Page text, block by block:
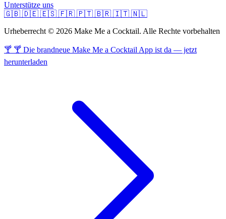
Unterstütze uns
🇬🇧 🇩🇪 🇪🇸 🇫🇷 🇵🇹 🇧🇷 🇮🇹 🇳🇱
Urheberrecht © 2026 Make Me a Cocktail. Alle Rechte vorbehalten
🍸 🍸 Die brandneue Make Me a Cocktail App ist da — jetzt
herunterladen